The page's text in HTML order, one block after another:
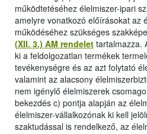
működtetéséhez élelmiszer-ipari
amelyre vonatkozó előírásokat az
működéséhez szükséges
(XII. 3.) AM rendelet tartalmazza.
ki a feldolgozatlan termékek
tevékenységre és az azt folytató
valamint az alacsony
nem igénylő élelmiszerek
bekezdés c) pontja alapján az
élelmiszer-vállalkozónak ki kell
szaktudással is rendelkező, az